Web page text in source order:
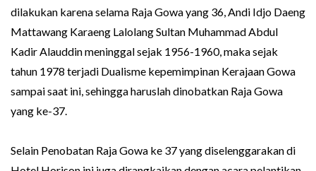
dilakukan karena selama Raja Gowa yang 36, Andi Idjo Daeng
Mattawang Karaeng Lalolang Sultan Muhammad Abdul
Kadir Alauddin meninggal sejak 1956-1960, maka sejak
tahun 1978 terjadi Dualisme kepemimpinan Kerajaan Gowa
sampai saat ini, sehingga haruslah dinobatkan Raja Gowa
yang ke-37.
Selain Penobatan Raja Gowa ke 37 yang diselenggarakan di